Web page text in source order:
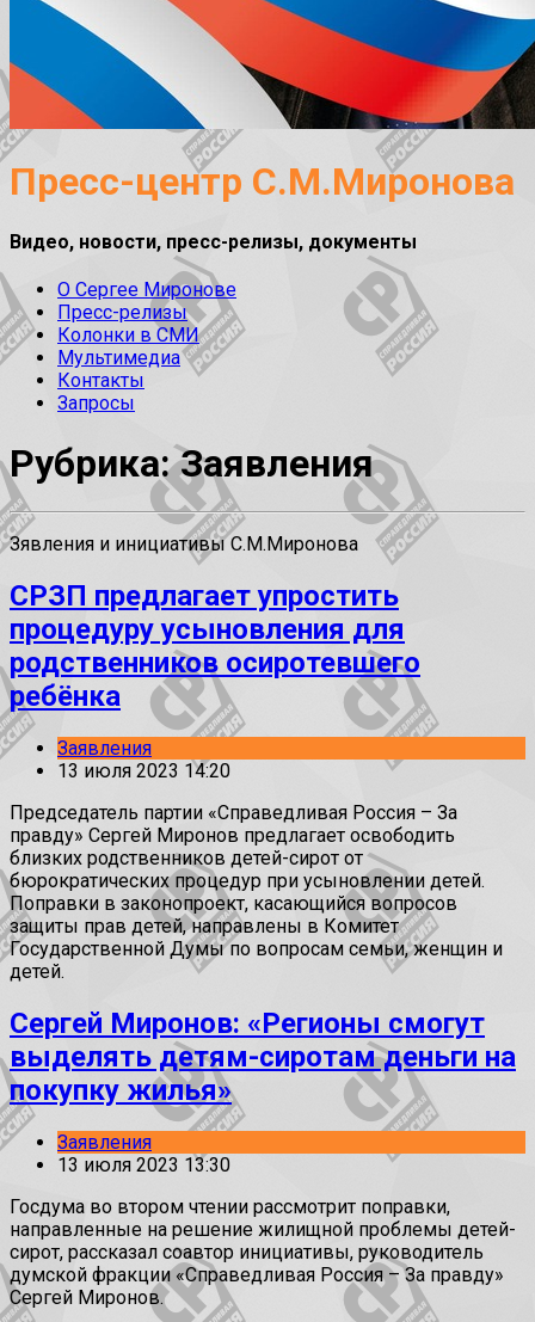
Пресс-центр С.М.Миронова
Видео, новости, пресс-релизы, документы
О Сергее Миронове
Пресс-релизы
Колонки в СМИ
Мультимедиа
Контакты
Запросы
Рубрика: Заявления
Зявления и инициативы С.М.Миронова
СРЗП предлагает упростить
процедуру усыновления для
родственников осиротевшего
ребёнка
Заявления
13 июля 2023 14:20
Председатель партии «Справедливая Россия – За
правду» Сергей Миронов предлагает освободить
близких родственников детей-сирот от
бюрократических процедур при усыновлении детей.
Поправки в законопроект, касающийся вопросов
защиты прав детей, направлены в Комитет
Государственной Думы по вопросам семьи, женщин и
детей.
Сергей Миронов: «Регионы смогут
выделять детям-сиротам деньги на
покупку жилья»
Заявления
13 июля 2023 13:30
Госдума во втором чтении рассмотрит поправки,
направленные на решение жилищной проблемы детей-
сирот, рассказал соавтор инициативы, руководитель
думской фракции «Справедливая Россия – За правду»
Сергей Миронов.